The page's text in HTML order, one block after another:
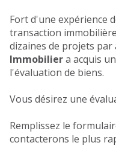
Fort d'une expérience
transaction
dizaines de projets par
Immobiliera acquis
l'évaluation de biens.
Vous désirez une
Remplissez le
contacterons le plus